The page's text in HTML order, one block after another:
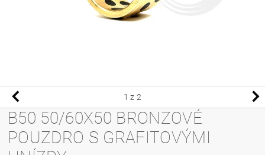
1 z 2
B50 50/60X50 BRONZOVÉ
POUZDRO S GRAFITOVÝMI